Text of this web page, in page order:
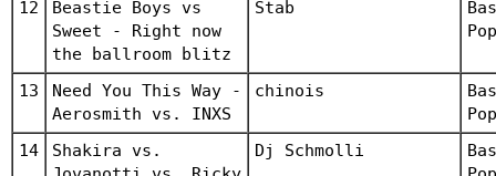
12
Beastie Boys vs
Sweet - Right now
the ballroom blitz
Stab
Pop
13
Need You This Way -
Aerosmith vs. INXS
chinois
Pop
14
Shakira vs.
Dj Schmolli